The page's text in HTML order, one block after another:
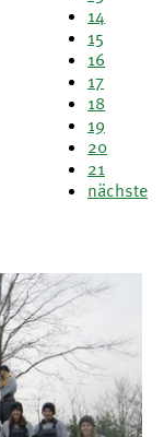
14
15
16
17
18
19
20
21
nächste